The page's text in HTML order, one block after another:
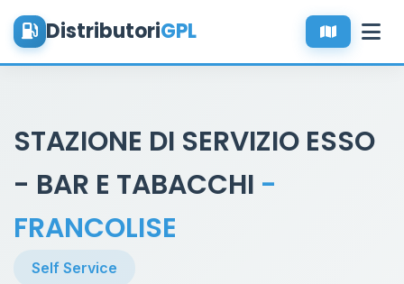
DistributoriGPL
STAZIONE DI SERVIZIO ESSO
- BAR E TABACCHI -
FRANCOLISE
Self Service